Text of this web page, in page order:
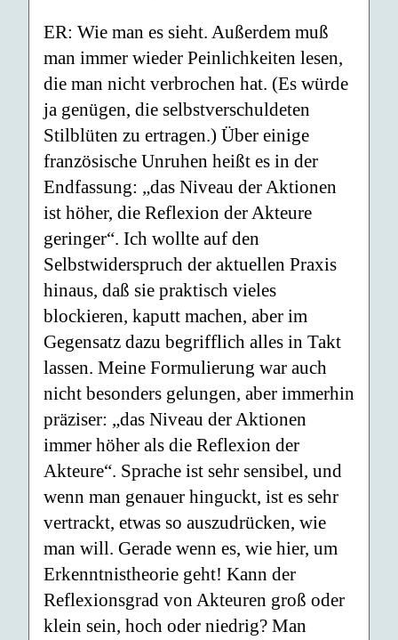
ER: Wie man es sieht. Außerdem muß
man immer wieder Peinlichkeiten lesen,
die man nicht verbrochen hat. (Es würde
ja genügen, die selbstverschuldeten
Stilblüten zu ertragen.) Über einige
französische Unruhen heißt es in der
Endfassung: „das Niveau der Aktionen
ist höher, die Reflexion der Akteure
geringer“. Ich wollte auf den
Selbstwiderspruch der aktuellen Praxis
hinaus, daß sie praktisch vieles
blockieren, kaputt machen, aber im
Gegensatz dazu begrifflich alles in Takt
lassen. Meine Formulierung war auch
nicht besonders gelungen, aber immerhin
präziser: „das Niveau der Aktionen
immer höher als die Reflexion der
Akteure“. Sprache ist sehr sensibel, und
wenn man genauer hinguckt, ist es sehr
vertrackt, etwas so auszudrücken, wie
man will. Gerade wenn es, wie hier, um
Erkenntnistheorie geht! Kann der
Reflexionsgrad von Akteuren groß oder
klein sein, hoch oder niedrig? Man